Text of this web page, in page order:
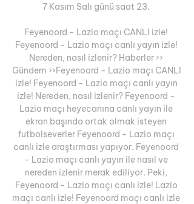
7 Kasım Salı günü saat 23.
Feyenoord - Lazio maçı CANLI izle!
Feyenoord - Lazio maçı canlı yayın izle!
Nereden, nasıl izlenir? Haberler ››
Gündem ››Feyenoord - Lazio maçı CANLI
izle! Feyenoord - Lazio maçı canlı yayın
izle! Nereden, nasıl izlenir? Feyenoord -
Lazio maçı heyecanına canlı yayın ile
ekran başında ortak olmak isteyen
futbolseverler Feyenoord - Lazio maçı
canlı izle araştırması yapıyor. Feyenoord
- Lazio maçı canlı yayın ile nasıl ve
nereden izlenir merak ediliyor. Peki,
Feyenoord - Lazio maçı canlı izle! Lazio
maçı canlı izle! Feyenoord maçı canlı izle